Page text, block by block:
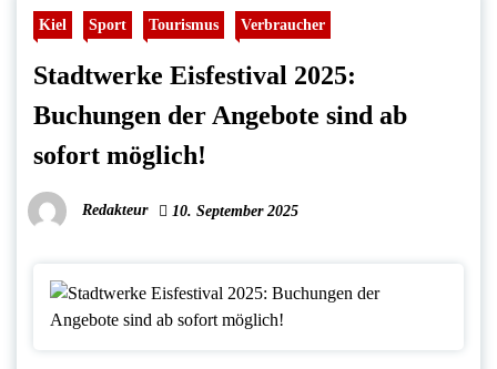
Kiel Sport Tourismus Verbraucher
Stadtwerke Eisfestival 2025:
Buchungen der Angebote sind ab
sofort möglich!
Redakteur 10. September 2025